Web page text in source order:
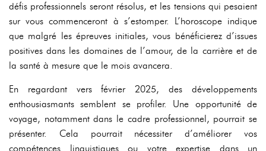
défis professionnels seront résolus, et les tensions qui pesaient
sur vous commenceront à s’estomper. L’horoscope indique
que malgré les épreuves initiales, vous bénéficierez d’issues
positives dans les domaines de l’amour, de la carrière et de
la santé à mesure que le mois avancera.
En regardant vers février 2025, des développements
enthousiasmants semblent se profiler. Une opportunité de
voyage, notamment dans le cadre professionnel, pourrait se
présenter. Cela pourrait nécessiter d’améliorer vos
compétences linguistiques ou votre expertise dans un